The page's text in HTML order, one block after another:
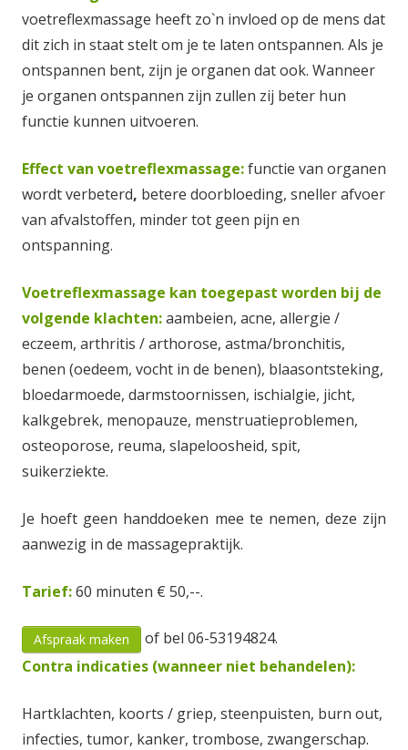
voetreflexmassage heeft zo`n invloed op de mens dat
dit zich in staat stelt om je te laten ontspannen. Als je
ontspannen bent, zijn je organen dat ook. Wanneer
je organen ontspannen zijn zullen zij beter hun
functie kunnen uitvoeren.
Effect van voetreflexmassage:functie van organen
wordt verbeterd, betere doorbloeding, sneller afvoer
van afvalstoffen, minder tot geen pijn en
ontspanning.
Voetreflexmassage kan toegepast worden bij de
volgende klachten:aambeien, acne, allergie /
eczeem, arthritis / arthorose, astma/bronchitis,
benen (oedeem, vocht in de benen), blaasontsteking,
bloedarmoede, darmstoornissen, ischialgie, jicht,
kalkgebrek, menopauze, menstruatieproblemen,
osteoporose, reuma, slapeloosheid, spit,
suikerziekte.
Je hoeft geen handdoeken mee te nemen, deze zijn
aanwezig in de massagepraktijk.
Tarief:60 minuten € 50,--.
Afspraak maken
of bel 06-53194824.
Contra indicaties (wanneer niet behandelen):
Hartklachten, koorts / griep, steenpuisten, burn out,
infecties, tumor, kanker, trombose, zwangerschap.